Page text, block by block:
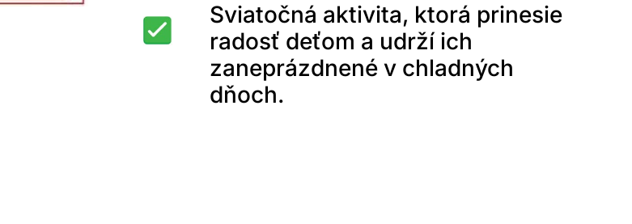
Sviatočná aktivita, ktorá prinesie
radosť deťom a udrží ich
zaneprázdnené v chladných
dňoch.